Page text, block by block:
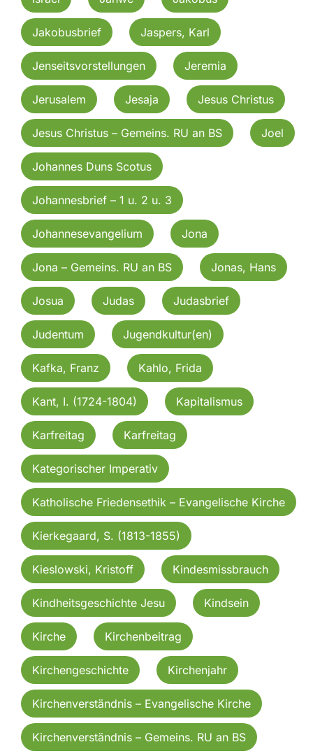
Jakobusbrief Jaspers, Karl
Jenseitsvorstellungen Jeremia
Jerusalem Jesaja Jesus Christus
Jesus Christus – Gemeins. RU an BS Joel
Johannes Duns Scotus
Johannesbrief – 1 u. 2 u. 3
Johannesevangelium Jona
Jona – Gemeins. RU an BS Jonas, Hans
Josua Judas Judasbrief
Judentum Jugendkultur(en)
Kafka, Franz Kahlo, Frida
Kant, I. (1724-1804) Kapitalismus
Karfreitag Karfreitag
Kategorischer Imperativ
Katholische Friedensethik – Evangelische Kirche
Kierkegaard, S. (1813-1855)
Kieslowski, Kristoff Kindesmissbrauch
Kindheitsgeschichte Jesu Kindsein
Kirche Kirchenbeitrag
Kirchengeschichte Kirchenjahr
Kirchenverständnis – Evangelische Kirche
Kirchenverständnis – Gemeins. RU an BS